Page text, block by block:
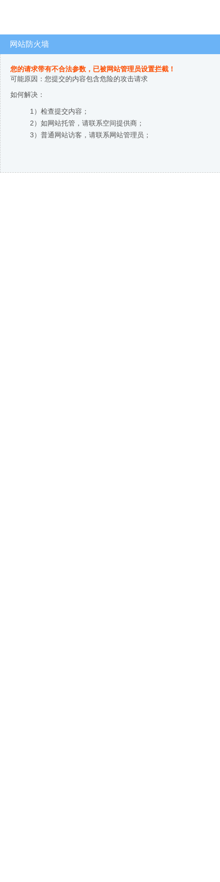
网站防火墙
您的请求带有不合法参数，已被网站管理员设置拦截！
可能原因：您提交的内容包含危险的攻击请求
如何解决：
1）检查提交内容；
2）如网站托管，请联系空间提供商；
3）普通网站访客，请联系网站管理员；